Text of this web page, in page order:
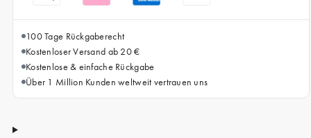
100 Tage Rückgaberecht
Kostenloser Versand ab 20 €
Kostenlose & einfache Rückgabe
Über 1 Million Kunden weltweit vertrauen uns